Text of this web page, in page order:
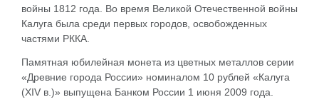
войны 1812 года. Во время Великой Отечественной войны
Калуга была среди первых городов, освобожденных
частями РККА.
Памятная юбилейная монета из цветных металлов серии
«Древние города России» номиналом 10 рублей «Калуга
(XIV в.)» выпущена Банком России 1 июня 2009 года.